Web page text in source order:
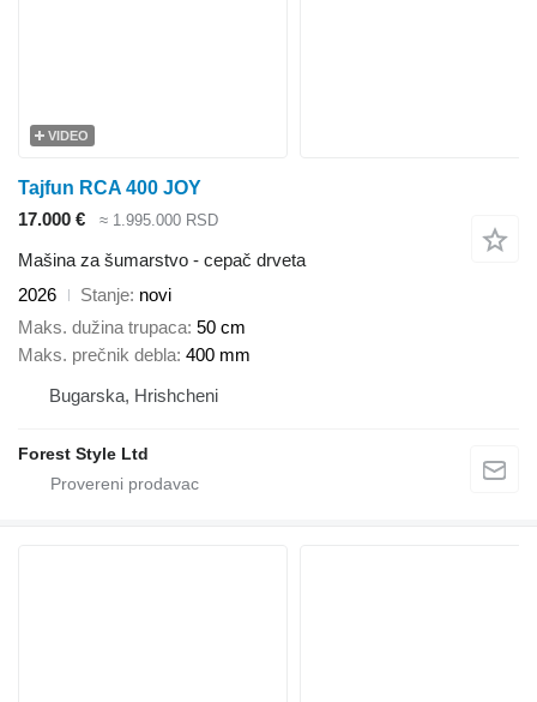
VIDEO
Tajfun RCA 400 JOY
17.000 €
≈ 1.995.000 RSD
Mašina za šumarstvo - cepač drveta
2026
Stanje novi
Maks. dužina trupaca 50 cm
Maks. prečnik debla 400 mm
Bugarska, Hrishcheni
Forest Style Ltd